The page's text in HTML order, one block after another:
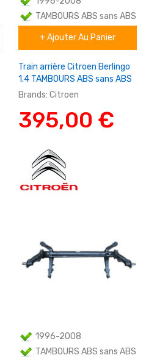
TAMBOURS ABS sans ABS
Familial
+ Ajouter Au Panier
Train arrière Citroen Berlingo
1.4 TAMBOURS ABS sans ABS
Brands: Citroen
395,00 €
1996-2008
TAMBOURS ABS sans ABS